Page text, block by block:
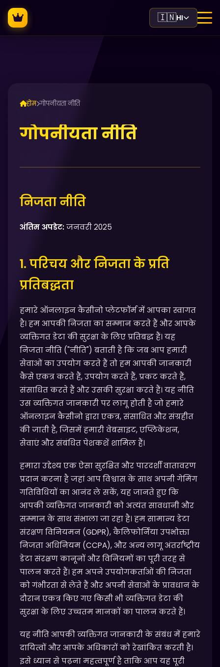
🇮🇳HI
होम गोपनीयता नीति
गोपनीयता नीति
निजता नीति
अंतिम अपडेट:जनवरी 2025
1. परिचय और निजता के प्रति
प्रतिबद्धता
हमारे ऑनलाइन कैसीनो प्लेटफॉर्म में आपका स्वागत
है। हम आपकी निजता का सम्मान करते हैं और आपके
व्यक्तिगत डेटा की सुरक्षा के लिए प्रतिबद्ध हैं। यह
निजता नीति ("नीति") बताती है कि जब आप हमारी
सेवाओं का उपयोग करते हैं तो हम आपकी जानकारी
कैसे एकत्र करते हैं, उपयोग करते हैं, प्रकट करते हैं,
संसाधित करते हैं और उसकी सुरक्षा करते हैं। यह नीति
उस व्यक्तिगत जानकारी पर लागू होती है जो हमारे
ऑनलाइन कैसीनो द्वारा एकत्र, संसाधित और संग्रहीत
की जाती है, जिसमें हमारी वेबसाइट, एप्लिकेशन,
सेवाएं और संबंधित पेशकशें शामिल हैं।
हमारा उद्देश्य एक ऐसा सुरक्षित और पारदर्शी वातावरण
प्रदान करना है जहां आप विश्वास के साथ अपनी गेमिंग
गतिविधियों का आनंद ले सकें, यह जानते हुए कि
आपकी व्यक्तिगत जानकारी को अत्यंत सावधानी और
सम्मान के साथ संभाला जा रहा है। हम सामान्य डेटा
संरक्षण विनियमन (GDPR), कैलिफोर्निया उपभोक्ता
निजता अधिनियम (CCPA), और अन्य लागू अंतर्राष्ट्रीय
डेटा संरक्षण कानूनों और विनियमों का पूरी तरह से
पालन करते हैं। हम अपने उपयोगकर्ताओं की निजता
को गंभीरता से लेते हैं और अपनी सेवाओं के प्रावधान के
दौरान एकत्र किए गए किसी भी व्यक्तिगत डेटा की
सुरक्षा के लिए उच्चतम मानकों का पालन करते हैं।
यह नीति आपकी व्यक्तिगत जानकारी के संबंध में हमारे
दायित्वों और आपके अधिकारों को रेखांकित करती है।
इसे ध्यान से पढ़ना महत्वपूर्ण है ताकि आप यह पूरी